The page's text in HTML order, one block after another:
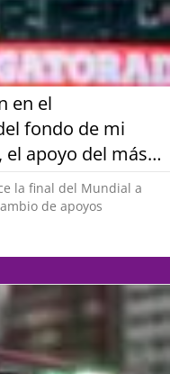
en el
fondo de mi
apoyo del más
la final del Mundial a
de apoyos